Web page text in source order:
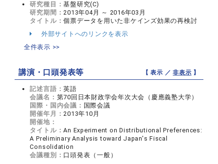
研究種目：基盤研究(C)
研究期間：2013年04月 ～ 2016年03月
タイトル：個票データを用いた非ケインズ効果の再検討
外部サイトへのリンクを表示
全件表示 >>
講演・口頭発表等 【 表示 ／非表示 】
記述言語：英語
会議名： 第70回日本財政学会年次大会（慶應義塾大学）
国際・国内会議： 国際会議
開催年月：2013年10月
開催地：
タイトル：An Experiment on Distributional Preferences:
A Preliminary Analysis toward Japan's Fiscal
Consolidation
会議種別： 口頭発表（一般）